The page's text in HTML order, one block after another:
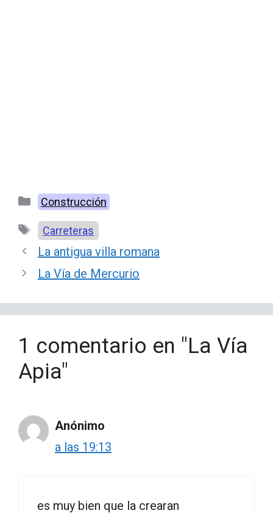
Categorías
Construcción
Etiquetas
Carreteras
La antigua villa romana
La Vía de Mercurio
1 comentario en "La Vía
Apia"
Anónimo
a las 19:13
es muy bien que la crearan